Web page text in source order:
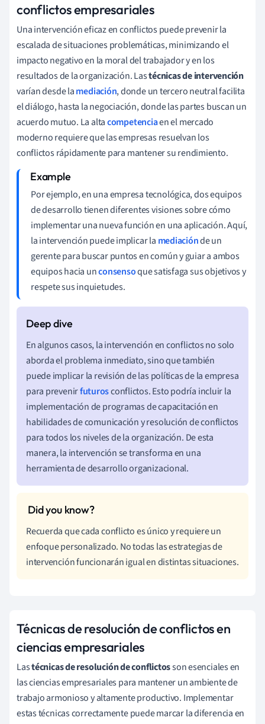
conflictos empresariales
Una intervención eficaz en conflictos puede prevenir la
escalada de situaciones problemáticas, minimizando el
impacto negativo en la moral del trabajador y en los
resultados de la organización. Lastécnicas de intervención
varían desde lamediación, donde un tercero neutral facilita
el diálogo, hasta la negociación, donde las partes buscan un
acuerdo mutuo. La altacompetenciaen el mercado
moderno requiere que las empresas resuelvan los
conflictos rápidamente para mantener su rendimiento.
Por ejemplo, en una empresa tecnológica, dos equipos
de desarrollo tienen diferentes visiones sobre cómo
implementar una nueva función en una aplicación. Aquí,
la intervención puede implicar la mediaciónde un
gerente para buscar puntos en común y guiar a ambos
equipos hacia unconsensoque satisfaga sus objetivos y
respete sus inquietudes.
En algunos casos, la intervención en conflictos no solo
aborda el problema inmediato, sino que también
puede implicar la revisión de las políticas de la empresa
para prevenirfuturosconflictos. Esto podría incluir la
implementación de programas de capacitación en
habilidades de comunicación y resolución de conflictos
para todos los niveles de la organización. De esta
manera, la intervención se transforma en una
herramienta de desarrollo organizacional.
Recuerda que cada conflicto es único y requiere un
enfoque personalizado. No todas las estrategias de
intervención funcionarán igual en distintas situaciones.
Técnicas de resolución de conflictos en
ciencias empresariales
Lastécnicas de resolución de conflictosson esenciales en
las ciencias empresariales para mantener un ambiente de
trabajo armonioso y altamente productivo. Implementar
estas técnicas correctamente puede marcar la diferencia en